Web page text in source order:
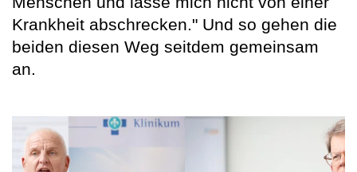
Krankheit abschrecken." Und so gehen die
beiden diesen Weg seitdem gemeinsam
an.